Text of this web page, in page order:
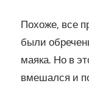
Похоже, все
были
маяка. Но в
вмешался и